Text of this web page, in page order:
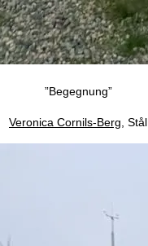
”Begegnung”
Veronica Cornils-Berg Stål